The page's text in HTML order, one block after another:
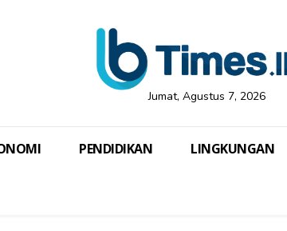
Jumat, Agustus 7, 2026
PENDIDIKAN LINGKUNGAN